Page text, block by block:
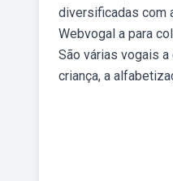
diversificadas com
Webvogal a para
São várias vogais
criança, a